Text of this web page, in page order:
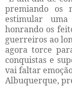
premiando os
estimular
honrando os
guerreiros ao
agora torce
conquistas e
vai faltar
Albuquerque,